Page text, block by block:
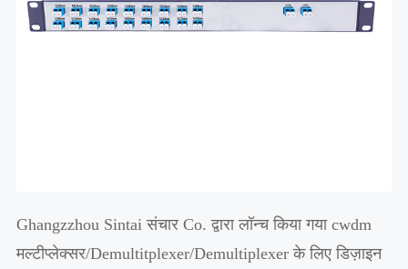
Ghangzzhou Sintai संचार Co. द्वारा लॉन्च किया गया cwdm
मल्टीप्लेक्सर/Demultitplexer/Demultiplexer के लिए डिज़ाइन